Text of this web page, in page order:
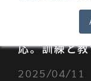
自動車業界
応。訓練と
2025/04/11